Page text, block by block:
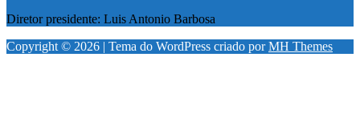
Diretor presidente: Luis Antonio Barbosa
Copyright © 2026 | Tema do WordPress criado porMH Themes